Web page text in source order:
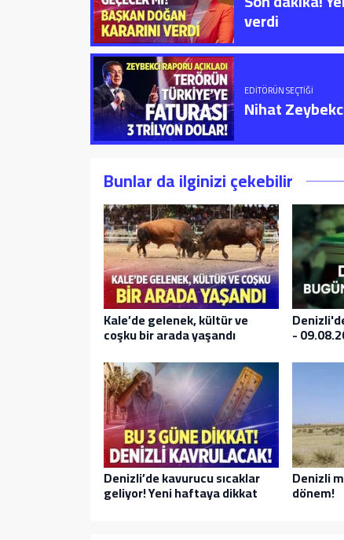
verdi
EDITÖRÜN SEÇTIĞI
Nihat
Bunlar da ilginizi çekebilir
Kale’de gelenek, kültür ve
coşku bir arada yaşandı -
Denizli’de kavurucu sıcaklar
geliyor! Yeni haftaya dikkat
Denizli
dönem!